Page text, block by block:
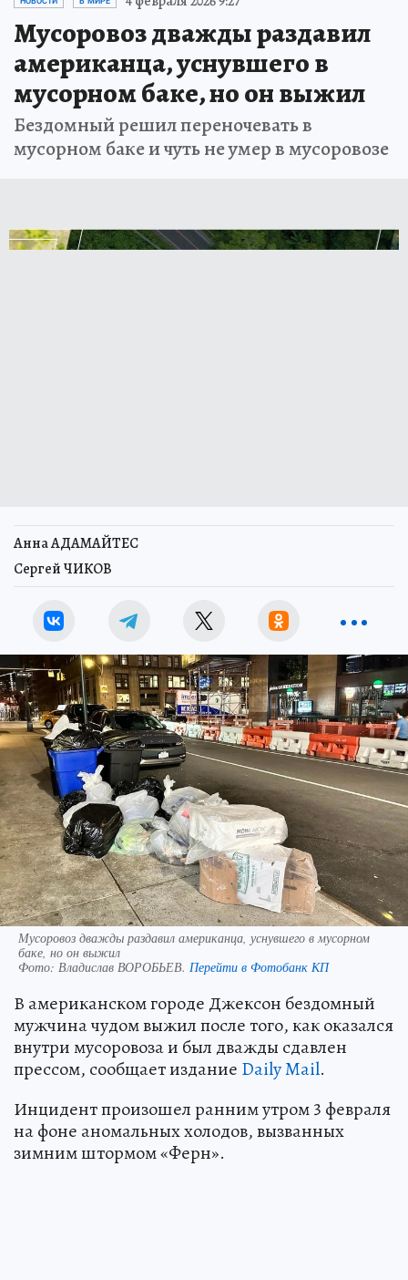
Мусоровоз дважды раздавил
американца, уснувшего в
мусорном баке, но он выжил
Бездомный решил переночевать в
мусорном баке и чуть не умер в мусоровозе
Анна АДАМАЙТЕС
Сергей ЧИКОВ
Мусоровоз дважды раздавил американца, уснувшего в мусорном
баке, но он выжил
Фото: Владислав ВОРОБЬЕВ. Перейти в Фотобанк КП
В американском городе Джексон бездомный
мужчина чудом выжил после того, как оказался
внутри мусоровоза и был дважды сдавлен
прессом, сообщает издание Daily Mail.
Инцидент произошел ранним утром 3 февраля
на фоне аномальных холодов, вызванных
зимним штормом «Ферн».